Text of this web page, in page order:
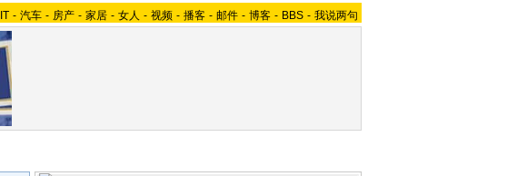
IT - 汽车 - 房产 - 家居 - 女人 - 视频 - 播客 - 邮件 - 博客 - BBS - 我说两句